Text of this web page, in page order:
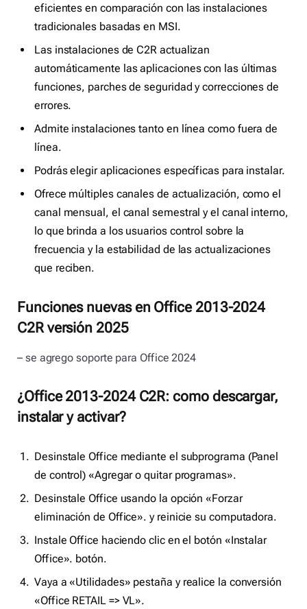
eficientes en comparación con las instalaciones
tradicionales basadas en MSI.
Las instalaciones de C2R actualizan
automáticamente las aplicaciones con las últimas
funciones, parches de seguridad y correcciones de
errores.
Admite instalaciones tanto en línea como fuera de
línea.
Podrás elegir aplicaciones específicas para instalar.
Ofrece múltiples canales de actualización, como el
canal mensual, el canal semestral y el canal interno,
lo que brinda a los usuarios control sobre la
frecuencia y la estabilidad de las actualizaciones
que reciben.
Funciones nuevas en Office 2013-2024
C2R versión 2025
– se agrego soporte para Office 2024
¿Office 2013-2024 C2R: como descargar,
instalar y activar?
Desinstale Office mediante el subprograma (Panel
de control) «Agregar o quitar programas».
Desinstale Office usando la opción «Forzar
eliminación de Office». y reinicie su computadora.
Instale Office haciendo clic en el botón «Instalar
Office». botón.
Vaya a «Utilidades» pestaña y realice la conversión
«Office RETAIL => VL».